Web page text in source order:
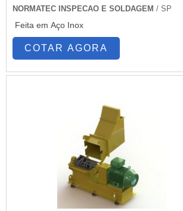
NORMATEC INSPECAO E SOLDAGEM / SP
Feita em Aço Inox
COTAR AGORA